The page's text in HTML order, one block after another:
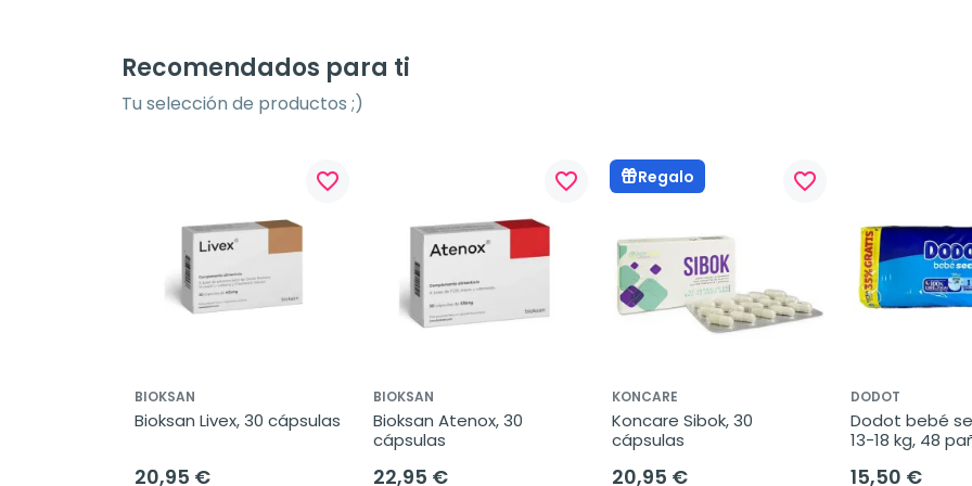
Recomendados para ti
Tu selección de productos ;)
favorite_border
BIOKSAN
Bioksan Livex, 30 cápsulas
20,95 €
favorite_border
BIOKSAN
Bioksan Atenox, 30
cápsulas
22,95 €
Regalo favorite_border
KONCARE
Koncare Sibok, 30
cápsulas
20,95 €
DODOT
Dodot bebé
13-18 kg, 48
15,50 €